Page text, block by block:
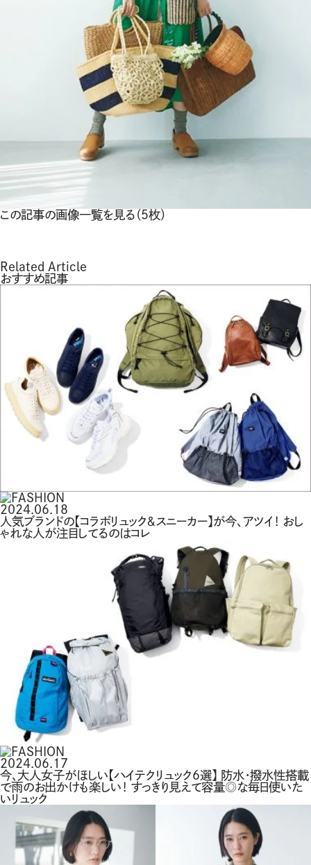
この記事の画像一覧を見る（5枚）
Related Article
おすすめ記事
2024.06.18
人気ブランドの【コラボリュック＆スニーカー】が今、アツイ！ おし
ゃれな人が注目してるのはコレ
2024.06.17
今、大人女子がほしい【ハイテクリュック6選】 防水・撥水性搭載
で雨のお出かけも楽しい！ すっきり見えて容量◎な毎日使いた
いリュック